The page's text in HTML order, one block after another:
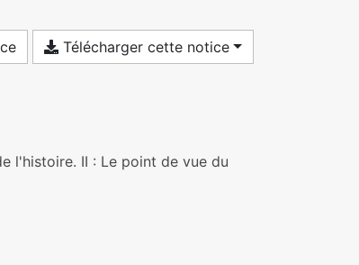
Télécharger cette notice
l'histoire. II : Le point de vue du